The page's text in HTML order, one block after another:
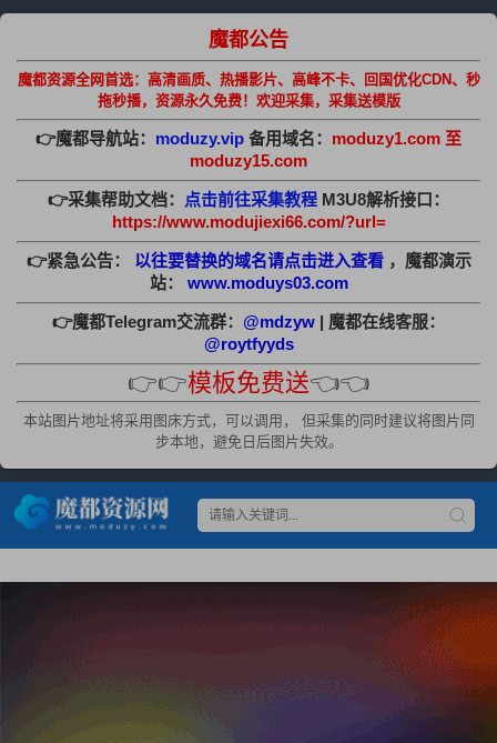
魔都公告
魔都资源全网首选：高清画质、热播影片、高峰不卡、回国优化CDN、秒
拖秒播，资源永久免费！欢迎采集，采集送模版
👉魔都导航站： moduzy.vip 备用域名： moduzy1.com 至
moduzy15.com
👉采集帮助文档： 点击前往采集教程 M3U8解析接口：
https://www.modujiexi66.com/?url=
👉紧急公告： 以往要替换的域名请点击进入查看 ，魔都演示
站：
www.moduys03.com
👉魔都Telegram交流群： @mdzyw | 魔都在线客服：
@roytfyyds
👉👉模板免费送👈👈
本站图片地址将采用图床方式，可以调用， 但采集的同时建议将图片同
步本地，避免日后图片失效。